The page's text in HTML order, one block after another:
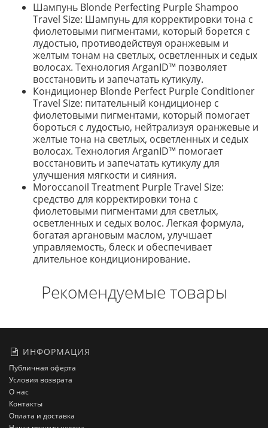
Шампунь Blonde Perfecting Purple Shampoo
Travel Size: Шампунь для корректировки тона с
фиолетовыми пигментами, который борется с
лудостью, противодействуя оранжевым и
желтым тонам на светлых, осветленных и седых
волосах. Технология ArganID™ позволяет
восстановить и запечатать кутикулу.
Кондиционер Blonde Perfect Purple Conditioner
Travel Size: питательный кондиционер с
фиолетовыми пигментами, который помогает
бороться с лудостью, нейтрализуя оранжевые и
желтые тона на светлых, осветленных и седых
волосах. Технология ArganID™ помогает
восстановить и запечатать кутикулу для
улучшения мягкости и сияния.
Moroccanoil Treatment Purple Travel Size:
средство для корректировки тона с
фиолетовыми пигментами для светлых,
осветленных и седых волос. Легкая формула,
богатая аргановым маслом, улучшает
управляемость, блеск и обеспечивает
длительное кондиционирование.
Рекомендуемые товары
ИНФОРМАЦИЯ
Публичная оферта
Условия возврата
О нас
Контакты
Оплата и доставка